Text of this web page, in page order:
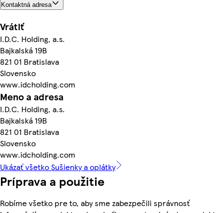
Kontaktná adresa
Vrátiť
I.D.C. Holding, a.s.
Bajkalská 19B
821 01 Bratislava
Slovensko
www.idcholding.com
Meno a adresa
I.D.C. Holding, a.s.
Bajkalská 19B
821 01 Bratislava
Slovensko
www.idcholding.com
Ukázať všetko Sušienky a oplátky
Príprava a použitie
Robíme všetko pre to, aby sme zabezpečili správnosť